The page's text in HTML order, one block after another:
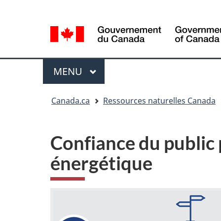
de
la
langue
selection
Menu
MENU PRINCIPAL
Canada.ca Ressources naturelles Canada
Confiance du
énergétique